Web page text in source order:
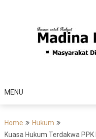
MENU
Home
Hukum
Kuasa Hukum Terdakwa